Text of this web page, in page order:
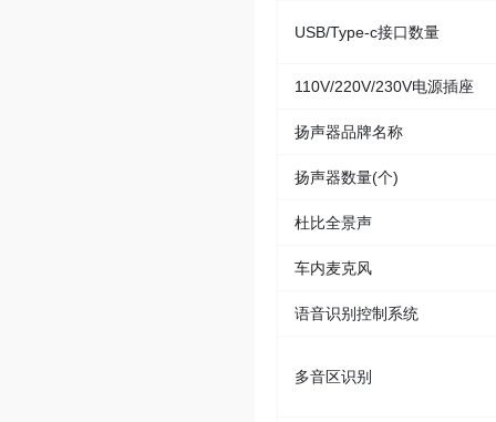
USB/Type-c接口数量
110V/220V/230V电源插座
扬声器品牌名称
扬声器数量(个)
杜比全景声
车内麦克风
语音识别控制系统
多音区识别